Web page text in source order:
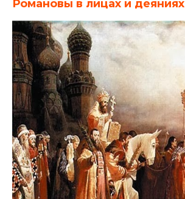
Романовы в лицах и деяниях